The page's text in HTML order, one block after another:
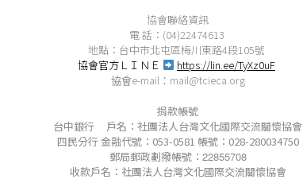
協會聯絡資訊
電 話：(04)22474613
地點：台中市北屯區梅川東路4段105號
協會官方ＬＩＮＥ
https://lin.ee/TyXz0uF
協會e-mail： mail@tcieca.org
捐款帳號
台中銀行 戶名：社團法人台灣文化國際交流關懷協會
四民分行 金融代號：053-0581 帳號：028-280034750
郵局郵政劃撥帳號： 22855708
收款戶名：社團法人台灣文化國際交流關懷協會